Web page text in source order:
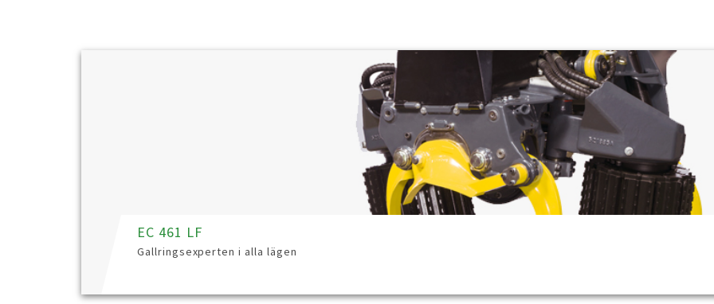
EC 461 LF
Gallringsexperten i alla lägen